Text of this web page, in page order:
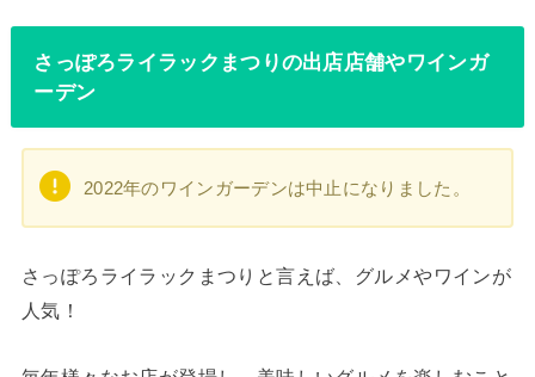
さっぽろライラックまつりの出店店舗やワインガ
ーデン
2022年のワインガーデンは中止になりました。
さっぽろライラックまつりと言えば、グルメやワインが
人気！